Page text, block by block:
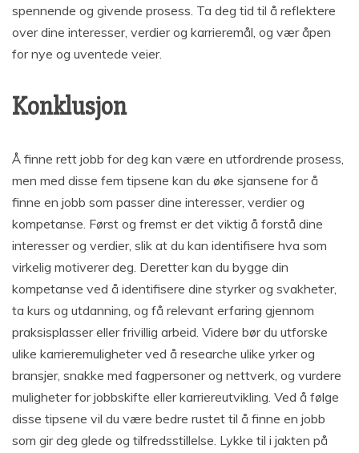
spennende og givende prosess. Ta deg tid til å reflektere
over dine interesser, verdier og karrieremål, og vær åpen
for nye og uventede veier.
Konklusjon
Å finne rett jobb for deg kan være en utfordrende prosess,
men med disse fem tipsene kan du øke sjansene for å
finne en jobb som passer dine interesser, verdier og
kompetanse. Først og fremst er det viktig å forstå dine
interesser og verdier, slik at du kan identifisere hva som
virkelig motiverer deg. Deretter kan du bygge din
kompetanse ved å identifisere dine styrker og svakheter,
ta kurs og utdanning, og få relevant erfaring gjennom
praksisplasser eller frivillig arbeid. Videre bør du utforske
ulike karrieremuligheter ved å researche ulike yrker og
bransjer, snakke med fagpersoner og nettverk, og vurdere
muligheter for jobbskifte eller karriereutvikling. Ved å følge
disse tipsene vil du være bedre rustet til å finne en jobb
som gir deg glede og tilfredsstillelse. Lykke til i jakten på